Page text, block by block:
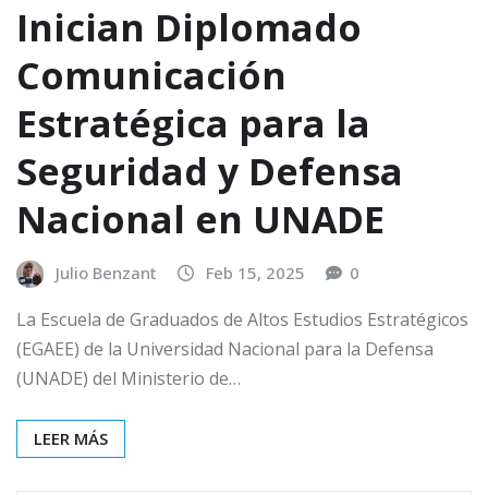
Inician Diplomado
Comunicación
Estratégica para la
Seguridad y Defensa
Nacional en UNADE
Julio Benzant Feb 15, 2025 0
La Escuela de Graduados de Altos Estudios Estratégicos
(EGAEE) de la Universidad Nacional para la Defensa
(UNADE) del Ministerio de…
LEER MÁS